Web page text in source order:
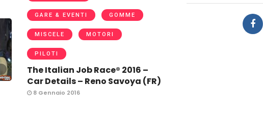
GARE & EVENTI GOMME
MISCELE MOTORI
PILOTI
The Italian Job Race® 2016 –
Car Details – Reno Savoya (FR)
8 Gennaio 2016